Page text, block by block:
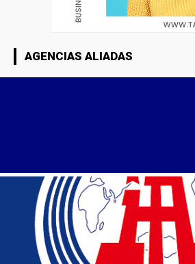
AGENCIAS ALIADAS